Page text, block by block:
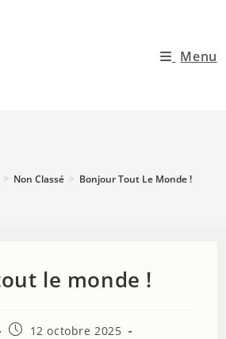
Menu
> Non Classé > Bonjour Tout Le Monde !
le monde !
12 octobre 2025